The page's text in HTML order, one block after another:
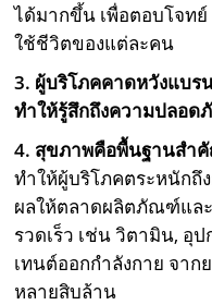
ได้มากขึ้น เพื่อตอบโจทย์
ใช้ชีวิตของแต่ละคน
3. ผู้บริโภคคาดหวังแบร
ทำให้รู้สึกถึงความปลอด
4. สุขภาพคือพื้นฐานสำ
ทำให้ผู้บริโภคตระหนักถึ
ผลให้ตลาดผลิตภัณฑ์และ
รวดเร็ว เช่น วิตามิน, อุ
เทนต์ออกกำลังกาย จา
หลายสิบล้าน